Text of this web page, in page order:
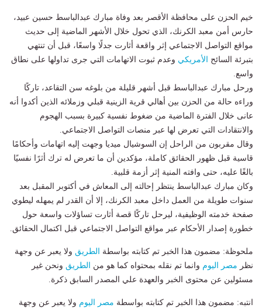
خيم الحزن على محافظة الأقصر بعد وفاة مبارك عبدالباسط حسين عبيد،
حارس أمن معبد الكرنك، الذي تحول خلال الأشهر الماضية إلى حديث
مواقع التواصل الاجتماعي إثر واقعة أثارت جدلًا واسعًا، قبل أن تنتهي
بتبرئة السائح
الأمريكي وعدم ثبوت الاتهامات التي جرى تداولها على نطاق
واسع.
ورحل مبارك عبدالباسط قبل أشهر قليلة من بلوغه سن التقاعد، تاركًا
وراءه حالة من الحزن بين أهالي قرية الزينية قبلي وزملائه الذين أكدوا أنه
عانى خلال الفترة الماضية من ضغوط نفسية كبيرة بسبب الهجوم
والانتقادات التي تعرض لها عبر منصات التواصل الاجتماعي.
وقال مقربون من الراحل إن السوشيال ميديا وجهت إليه اتهامات وأحكامًا
قاسية قبل ظهور الحقائق كاملة، مؤكدين أن ما تعرض له ترك أثرًا نفسيًا
بالغًا عليه، حتى وافته المنية إثر أزمة قلبية.
وكان مبارك عبدالباسط ينتظر إحالته إلى المعاش في أكتوبر المقبل بعد
سنوات طويلة من العمل داخل معبد الكرنك، إلا أن القدر لم يمهله ليطوي
صفحة خدمته الوظيفية، ليرحل تاركًا قصة أثارت تساؤلات واسعة حول
خطورة إصدار الأحكام عبر مواقع التواصل الاجتماعي قبل اكتمال الحقائق.
ملحوظة: مضمون هذا الخبر تم كتابته بواسطة الطريق ولا يعبر عن وجهة
نظر مصر اليوم وانما تم نقله بمحتواه كما هو من الطريق ونحن غير
مسئولين عن محتوى الخبر والعهدة علي المصدر السابق ذكرة.
انتبه: مضمون هذا الخبر تم كتابته بواسطة مصر اليوم ولا يعبر عن وجهة